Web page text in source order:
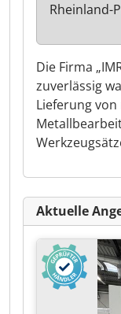
Die Firma
zuverlässig
Lieferung
Rheinland-
Aktuelle